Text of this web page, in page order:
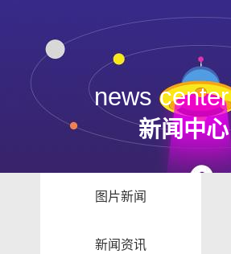
news center
新闻中心
图片新闻
新闻资讯